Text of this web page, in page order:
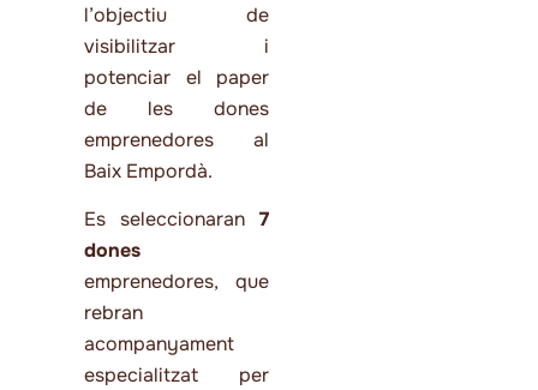
l’objectiu de
visibilitzar i
potenciar el paper
de les dones
emprenedores al
Baix Empordà.
Es seleccionaran 7
dones
emprenedores, que
rebran
acompanyament
especialitzat per